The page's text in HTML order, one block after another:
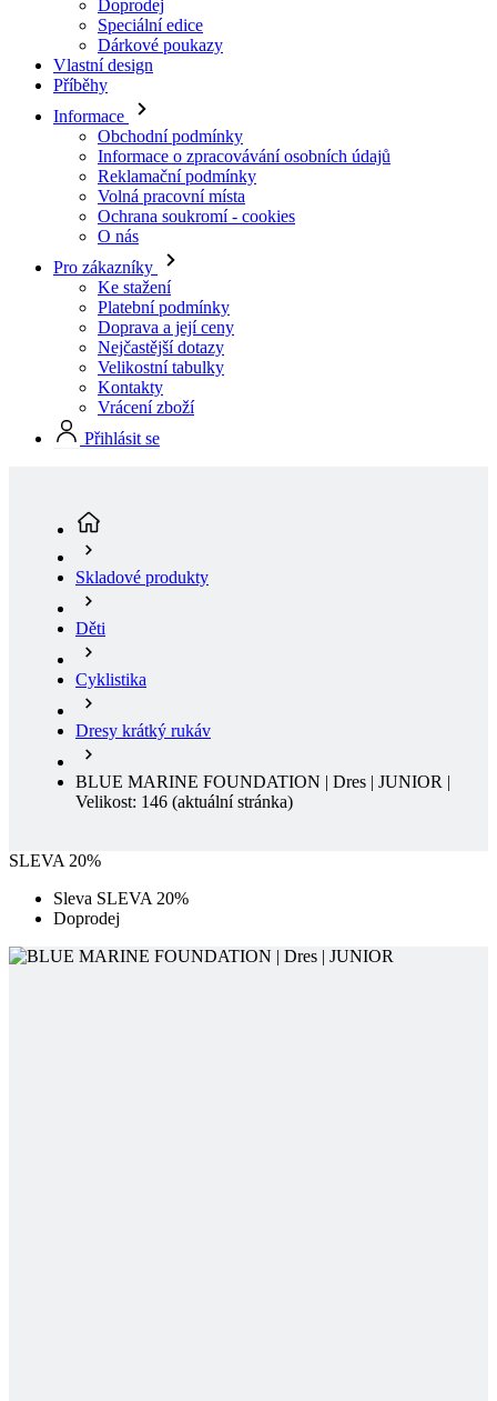
Informace
Obchodní podmínky
Informace o zpracovávání osobních údajů
Reklamační podmínky
Volná pracovní místa
Ochrana soukromí - cookies
O nás
Pro zákazníky
Ke stažení
Platební podmínky
Doprava a její ceny
Nejčastější dotazy
Velikostní tabulky
Kontakty
Vrácení zboží
Přihlásit se
Děti
Cyklistika
Dresy krátký rukáv
BLUE MARINE FOUNDATION | Dres | JUNIOR |
Velikost: 146
SLEVA 20%
Sleva SLEVA 20%